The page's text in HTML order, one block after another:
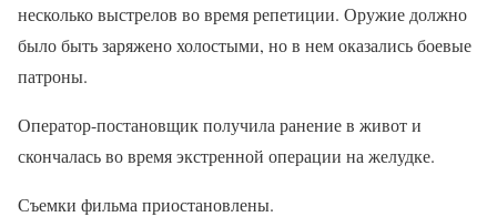
несколько выстрелов во время репетиции. Оружие должно
было быть заряжено холостыми, но в нем оказались боевые
патроны.
Оператор-постановщик получила ранение в живот и
скончалась во время экстренной операции на желудке.
Съемки фильма приостановлены.